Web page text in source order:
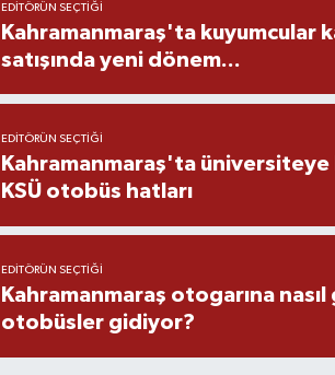
EDITÖRÜN SEÇTIĞI
Kahramanmaraş'ta kuyumcular
satışında yeni dönem...
EDITÖRÜN SEÇTIĞI
Kahramanmaraş'ta
KSÜ otobüs hatları
EDITÖRÜN SEÇTIĞI
Kahramanmaraş otogarına
otobüsler gidiyor?